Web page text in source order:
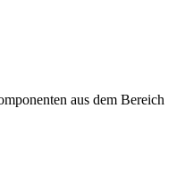
aus dem Bereich